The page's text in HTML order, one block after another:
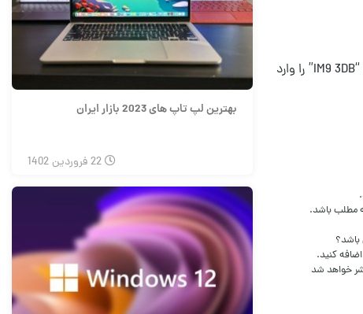
حال در صفحه اصلی برنامه به Settings بروید، سپس در Profile، در منوی باز شده کشور را United Kingdom قرار دهید، در Postcode، عبارت “IM9 3DB” را وارد
مطلب باشد.
کنید.
خواهد شد
بهترین لپ تاپ های 2023 بازار ایران
22فروردین1402